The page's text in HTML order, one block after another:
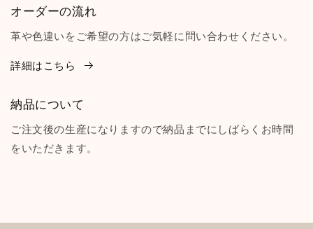
オーダーの流れ
革や色違いをご希望の方はご気軽に問い合わせください。
詳細はこちら
納品について
ご注文後の生産になりますので納品までにしばらくお時間
をいただきます。